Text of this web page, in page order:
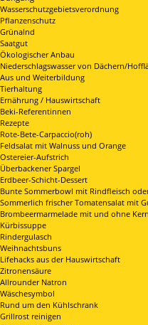
Wasserschutzgebietsverordnung
Pflanzenschutz
Grünalnd
Saatgut
Ökologischer Anbau
Niederschlagswasser von Dächern/
Aus und Weiterbildung
Tierhaltung
Ernährung / Hauswirtschaft
Beki-Referentinnen
Rezepte
Rote-Bete-Carpaccio(roh)
Feldsalat mit Walnuss und Orange
Ostereier-Aufstrich
Überbackener Spargel
Erdbeer-Schicht-Dessert
Bunte Sommerbowl mit Rindfleisch
Sommerlich frischer Tomatensalat mit
Brombeermarmelade mit und ohne
Kürbissuppe
Rindergulasch
Weihnachtsbuns
Lifehacks aus der Hauswirtschaft
Zitronensäure
Allrounder Natron
Wäschesymbol
Rund um den Kühlschrank
Grillrost reinigen